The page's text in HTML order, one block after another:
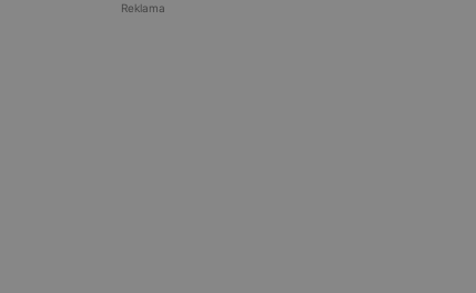
Reklama